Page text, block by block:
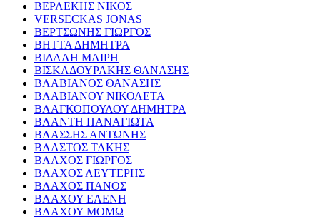
ΒΕΡΛΕΚΗΣ ΝΙΚΟΣ
VERSECKAS JONAS
ΒΕΡΤΣΩΝΗΣ ΓΙΩΡΓΟΣ
ΒΗΤΤΑ ΔΗΜΗΤΡΑ
ΒΙΔΑΛΗ ΜΑΙΡΗ
ΒΙΣΚΑΔΟΥΡΑΚΗΣ ΘΑΝΑΣΗΣ
ΒΛΑΒΙΑΝΟΣ ΘΑΝΑΣΗΣ
ΒΛΑΒΙΑΝΟΥ ΝΙΚΟΛΕΤΑ
ΒΛΑΓΚΟΠΟΥΛΟΥ ΔΗΜΗΤΡΑ
ΒΛΑΝΤΗ ΠΑΝΑΓΙΩΤΑ
ΒΛΑΣΣΗΣ ΑΝΤΩΝΗΣ
ΒΛΑΣΤΟΣ ΤΑΚΗΣ
ΒΛΑΧΟΣ ΓΙΩΡΓΟΣ
ΒΛΑΧΟΣ ΛΕΥΤΕΡΗΣ
ΒΛΑΧΟΣ ΠΑΝΟΣ
ΒΛΑΧΟΥ ΕΛΕΝΗ
ΒΛΑΧΟΥ ΜΟΜΩ